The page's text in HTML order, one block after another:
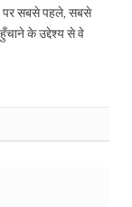
सबसे पहले, सबसे
के उद्देश्य से वे